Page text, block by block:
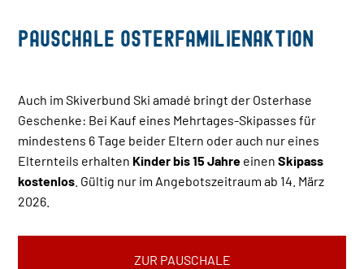
Pauschale Osterfamilienaktion
Auch im Skiverbund Ski amadé bringt der Osterhase
Geschenke: Bei Kauf eines Mehrtages-Skipasses für
mindestens 6 Tage beider Eltern oder auch nur eines
Elternteils erhalten Kinder bis 15 Jahre einenSkipass
kostenlos . Gültig nur im Angebotszeitraum ab 14. März
2026.
ZUR PAUSCHALE